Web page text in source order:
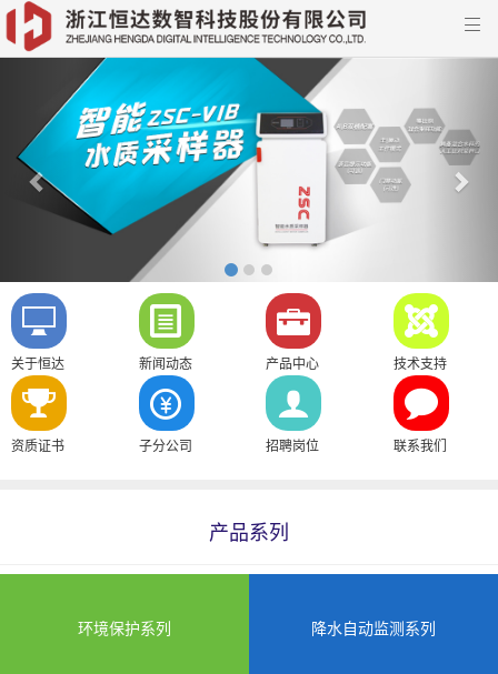

Previous
关于恒达 新闻动态 产品中心 技术支持
资质证书 子分公司 招聘岗位 联系我们
产品系列
环境保护系列 降水自动监测系列